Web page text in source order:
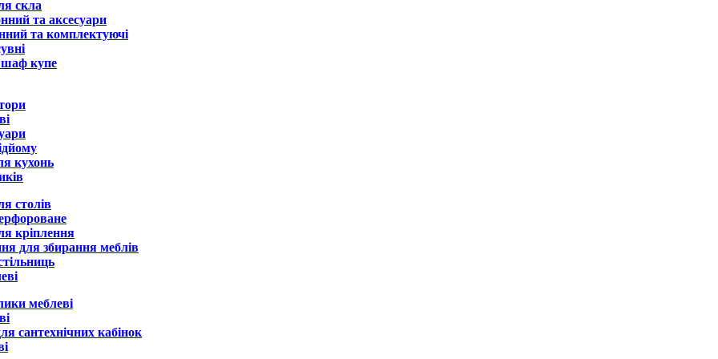
скла
та аксесуари
та комплектуючі
купе
кухонь
столів
кріплення
для збирання меблів
меблеві
сантехнічних кабінок